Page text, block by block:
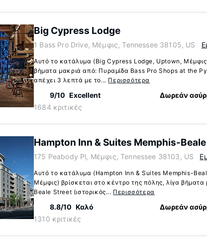
Big Cypress Lodge
1 Bass Pro Drive, Μέμφις, Tennessee 38105, US
Αυτό το κατάλυμα (Big Cypress Lodge, Uptown, Μέμφις)
βήματα μακριά από: Πυραμίδα Bass Pro Shops at the
απέχει 3 λεπτά με το... Περισσότερα
9/10 Excellent
1684 κριτικές
Δωρεάν
Hampton Inn & Suites Memphis-
175 Peabody Pl, Μέμφις, Tennessee 38103, US
Αυτό το κατάλυμα (Hampton Inn & Suites Memphis-
Μέμφις) βρίσκεται στο κέντρο της πόλης, λίγα
Beale Street (ιστορικός... Περισσότερα
8.8/10 Καλό
1310 κριτικές
Δωρεάν